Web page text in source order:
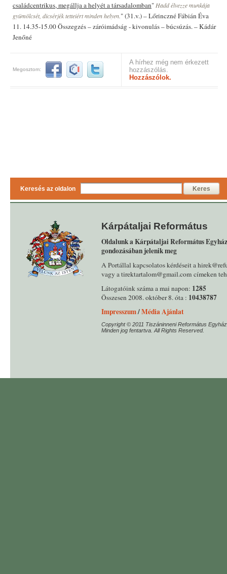
családcentrikus, megállja a helyét a társadalomban" Hadd élvezze munkája
gyümölcsét, dicsérjék tetteiért minden helyen. " (31.v.) – Lőrinczné Fábián Éva
11. 14.35-15.00 Összegzés – záróimádság - kivonulás – búcsúzás. – Kádár
Jenőné
Megosztom:
A hírhez még nem érkezett
hozzászólás.
Hozzászólok.
Keresés az oldalon Keres
Kárpátaljai Református
Oldalunk a Kárpátaljai Református
gondozásában jelenik meg
A Portállal kapcsolatos kérdéseit a
vagy a tirektartalom@gmail.com címeken
Látogatóink száma a mai napon: 1285
Összesen 2008. október 8. óta : 10438787
Impresszum/Média Ajánlat
Copyright © 2011 Tiszáninneni Református
Minden jog fentartva. All Rights Reserved.